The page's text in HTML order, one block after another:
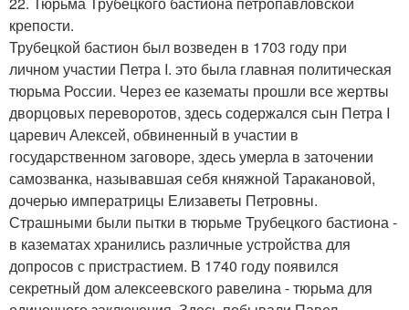
крепости.
Трубецкой бастион был возведен в 1703 году при
личном участии Петра I. это была главная политическая
тюрьма России. Через ее казематы прошли все жертвы
дворцовых переворотов, здесь содержался сын Петра I
царевич Алексей, обвиненный в участии в
государственном заговоре, здесь умерла в заточении
самозванка, называвшая себя княжной Таракановой,
дочерью императрицы Елизаветы Петровны.
Страшными были пытки в тюрьме Трубецкого бастиона -
в казематах хранились различные устройства для
допросов с пристрастием. В 1740 году появился
секретный дом алексеевского равелина - тюрьма для